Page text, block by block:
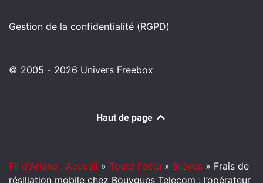
Gestion de la confidentialité (RGPD)
© 2005 - 2026 Univers Freebox
Haut de page
Fil d'Ariane : Accueil » Toute l'actu » Brèves » Frais de
résiliation mobile chez Bouygues Telecom : l’opérateur